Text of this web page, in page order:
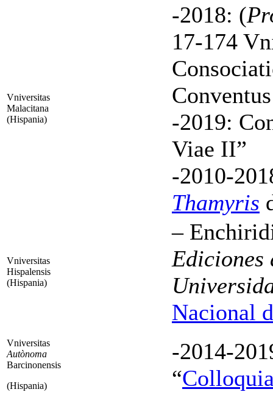
Vniversitas
Malacitana
(Hispania)
-2018: (
17-174
-2019:
Viae II”
-2010-
Thamyris
Vniversitas
Hispalensis
(Hispania)
–
Ediciones
Nacional
Vniversitas
Autònoma
Barcinonensis
(Hispania)
-2014-
“